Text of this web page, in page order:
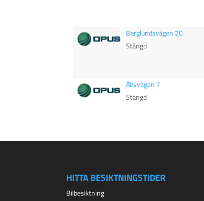
Berglundavägen 20
Stängd
Åbyvägen 7
Stängd
HITTA BESIKTNINGSTIDER
Bilbesiktning